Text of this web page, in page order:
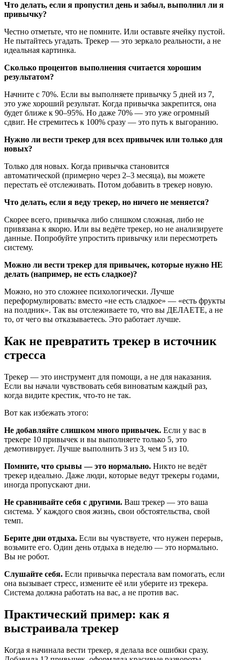
Что делать, если я пропустил день и забыл, выполнил ли я
привычку?
Честно отметьте, что не помните. Или оставьте ячейку пустой.
Не пытайтесь угадать. Трекер — это зеркало реальности, а не
идеальная картинка.
Сколько процентов выполнения считается хорошим
результатом?
Начните с 70%. Если вы выполняете привычку 5 дней из 7,
это уже хороший результат. Когда привычка закрепится, она
будет ближе к 90–95%. Но даже 70% — это уже огромный
сдвиг. Не стремитесь к 100% сразу — это путь к выгоранию.
Нужно ли вести трекер для всех привычек или только для
новых?
Только для новых. Когда привычка становится
автоматической (примерно через 2–3 месяца), вы можете
перестать её отслеживать. Потом добавить в трекер новую.
Что делать, если я веду трекер, но ничего не меняется?
Скорее всего, привычка либо слишком сложная, либо не
привязана к якорю. Или вы ведёте трекер, но не анализируете
данные. Попробуйте упростить привычку или пересмотреть
систему.
Можно ли вести трекер для привычек, которые нужно НЕ
делать (например, не есть сладкое)?
Можно, но это сложнее психологически. Лучше
переформулировать: вместо «не есть сладкое» — «есть фрукты
на полдник». Так вы отслеживаете то, что вы ДЕЛАЕТЕ, а не
то, от чего вы отказываетесь. Это работает лучше.
Как не превратить трекер в источник
стресса
Трекер — это инструмент для помощи, а не для наказания.
Если вы начали чувствовать себя виноватым каждый раз,
когда видите крестик, что-то не так.
Вот как избежать этого:
Не добавляйте слишком много привычек. Если у вас в
трекере 10 привычек и вы выполняете только 5, это
демотивирует. Лучше выполнить 3 из 3, чем 5 из 10.
Помните, что срывы — это нормально. Никто не ведёт
трекер идеально. Даже люди, которые ведут трекеры годами,
иногда пропускают дни.
Не сравнивайте себя с другими. Ваш трекер — это ваша
система. У каждого своя жизнь, свои обстоятельства, свой
темп.
Берите дни отдыха. Если вы чувствуете, что нужен перерыв,
возьмите его. Один день отдыха в неделю — это нормально.
Вы не робот.
Слушайте себя. Если привычка перестала вам помогать, если
она вызывает стресс, измените её или уберите из трекера.
Система должна работать на вас, а не против вас.
Практический пример: как я
выстраивала трекер
Когда я начинала вести трекер, я делала все ошибки сразу.